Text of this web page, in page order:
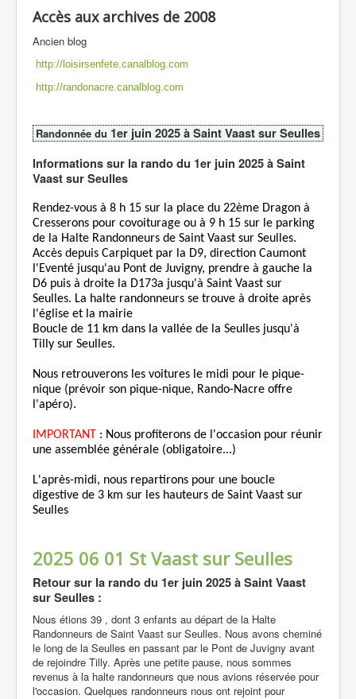
Accès aux archives de 2008
Ancien blog
http://loisirsenfete.canalblog.com
http://randonacre.canalblog.com
Randonnée du 1er juin 2025 à Saint Vaast sur Seulles
Informations sur la rando du 1er juin 2025 à Saint
Vaast sur Seulles
Rendez-vous à 8 h 15 sur la place du 22ème Dragon à
Cresserons pour covoiturage ou à 9 h 15 sur le parking
de la Halte Randonneurs de Saint Vaast sur Seulles.
Accès depuis Carpiquet par la D9, direction Caumont
l'Eventé jusqu'au Pont de Juvigny, prendre à gauche la
D6 puis à droite la D173a jusqu'à Saint Vaast sur
Seulles. La halte randonneurs se trouve à droite après
l'église et la mairie
Boucle de 11 km dans la vallée de la Seulles jusqu'à
Tilly sur Seulles.
Nous retrouverons les voitures le midi pour le pique-
nique (prévoir son pique-nique, Rando-Nacre offre
l'apéro).
IMPORTANT : Nous profiterons de l'occasion pour réunir
une assemblée générale (obligatoire...)
L'après-midi, nous repartirons pour une boucle
digestive de 3 km sur les hauteurs de Saint Vaast sur
Seulles
2025 06 01 St Vaast sur Seulles
Retour sur la rando du 1er juin 2025 à Saint Vaast
sur Seulles :
Nous étions 39 , dont 3 enfants au départ de la Halte
Randonneurs de Saint Vaast sur Seulles. Nous avons cheminé
le long de la Seulles en passant par le Pont de Juvigny avant
de rejoindre Tilly. Après une petite pause, nous sommes
revenus à la halte randonneurs que nous avions réservée pour
l'occasion. Quelques randonneurs nous ont rejoint pour